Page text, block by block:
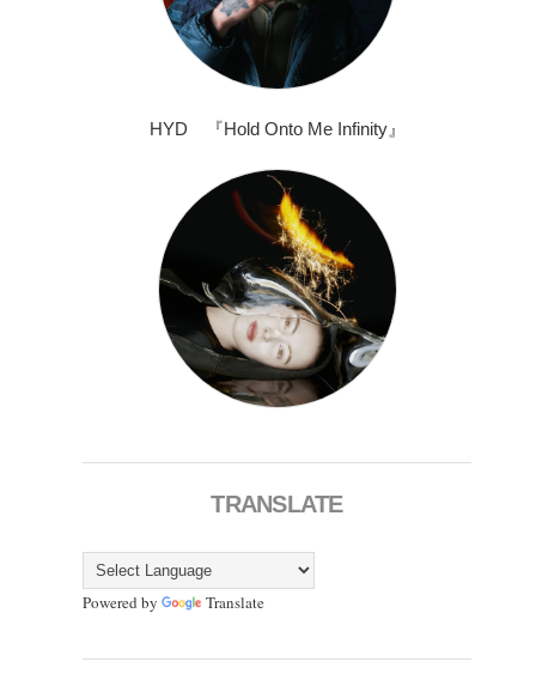
HYD 『Hold Onto Me Infinity』
TRANSLATE
Powered by Translate